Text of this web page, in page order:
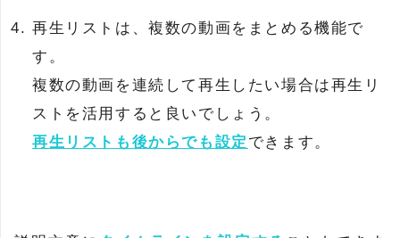
再生リストは、複数の動画をまとめる機能で
す。
複数の動画を連続して再生したい場合は再生リ
ストを活用すると良いでしょう。
再生リストも後からでも設定 できます。